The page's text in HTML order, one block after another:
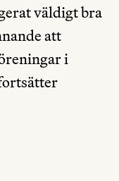
väldigt bra
att
i